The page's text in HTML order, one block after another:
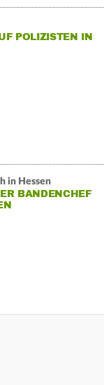
POLIZISTEN IN
in Hessen
BANDENCHEF F